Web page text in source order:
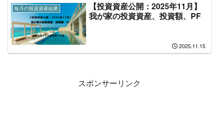
毎月の投資資産結果
【投資資産公開：2025年11月】
我が家の投資資産、投資額、PF
2025.11.15
スポンサーリンク